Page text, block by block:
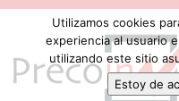
Utilizamos cookies
experiencia al usuario
utilizando este sitio
Estoy de